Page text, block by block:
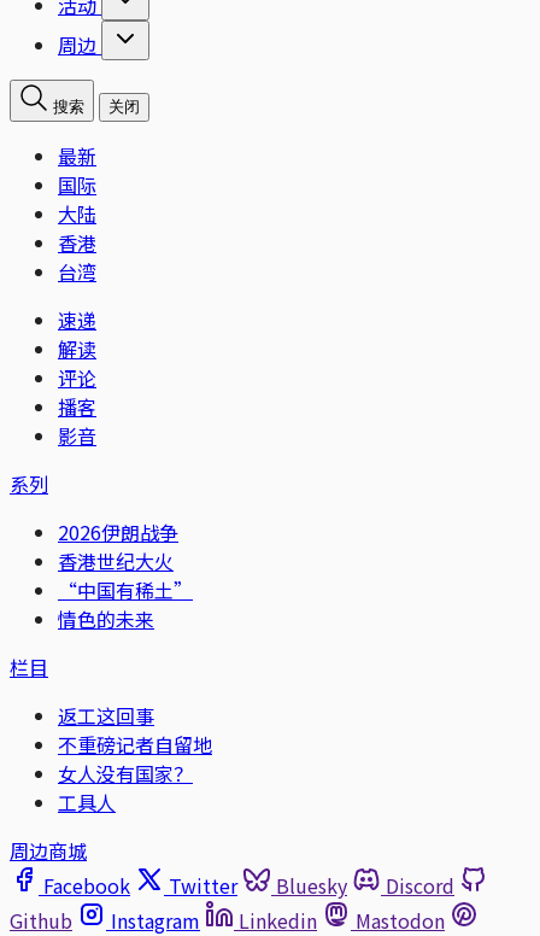
周边
搜索 关闭
最新
国际
大陆
香港
台湾
速递
解读
评论
播客
影音
系列
2026伊朗战争
香港世纪大火
“中国有稀土”
情色的未来
栏目
返工这回事
不重磅记者自留地
女人没有国家？
工具人
周边商城
Facebook
Twitter Bluesky
Discord
Github
Instagram Linkedin
Mastodon